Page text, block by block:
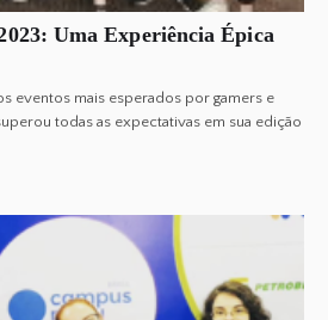
Uma Experiência Épica
eventos mais esperados por gamers e
todas as expectativas em sua edição